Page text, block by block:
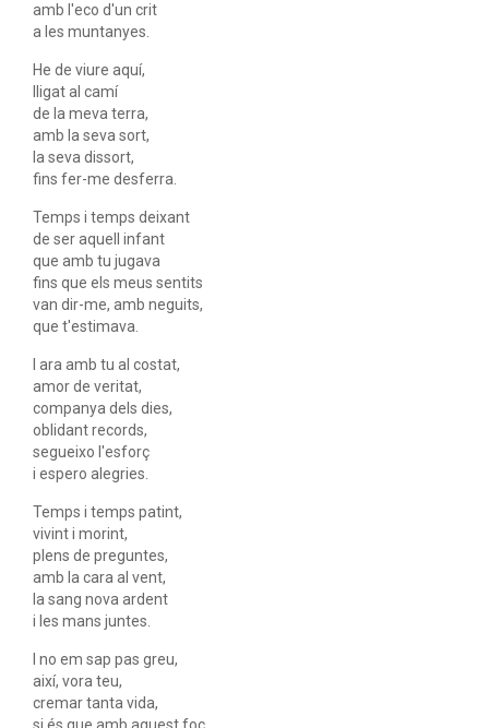
amb l'eco d'un crit
a les muntanyes.
He de viure aquí,
lligat al camí
de la meva terra,
amb la seva sort,
la seva dissort,
fins fer-me desferra.
Temps i temps deixant
de ser aquell infant
que amb tu jugava
fins que els meus sentits
van dir-me, amb neguits,
que t'estimava.
I ara amb tu al costat,
amor de veritat,
companya dels dies,
oblidant records,
segueixo l'esforç
i espero alegries.
Temps i temps patint,
vivint i morint,
plens de preguntes,
amb la cara al vent,
la sang nova ardent
i les mans juntes.
I no em sap pas greu,
així, vora teu,
cremar tanta vida,